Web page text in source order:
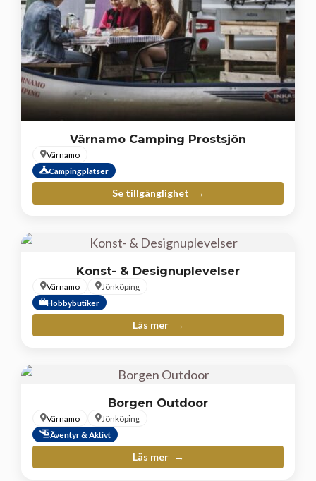
Värnamo Camping Prostsjön
Värnamo
Campingplatser
Se tillgänglighet
Konst- & Designuplevelser
Värnamo
Jönköping
Hobbybutiker
Läs mer
Borgen Outdoor
Värnamo
Jönköping
Äventyr & Aktivt
Läs mer